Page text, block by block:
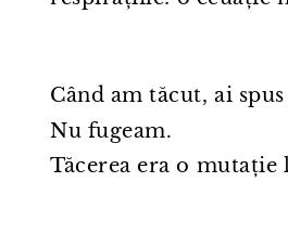
Când am tăcut, ai
Nu fugeam.
Tăcerea era o mutație